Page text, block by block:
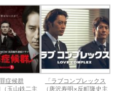
罪症候群
玉山鉄二主
「ラブコンプレックス
（唐沢寿明×反町隆史主